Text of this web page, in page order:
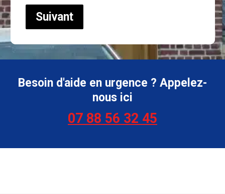
Suivant
Besoin d'aide en urgence ? Appelez-
nous ici
07 88 56 32 45